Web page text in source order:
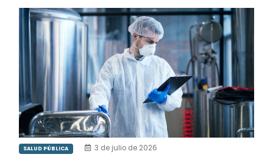
SALUD PÚBLICA 3 de julio de 2026